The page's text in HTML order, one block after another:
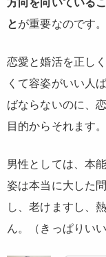
とが重要なのです。
恋愛と婚活を正し
くて容姿がいい人
ばならないのに、
目的からそれます。
男性としては、本
姿は本当に大した
し、老けますし、
ん。（きっぱりいい